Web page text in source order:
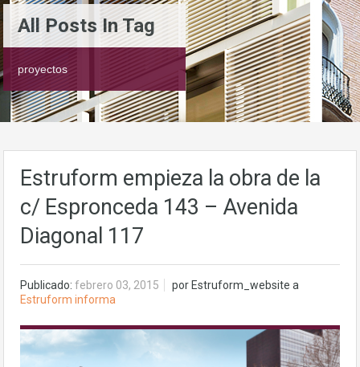
All Posts In Tag
proyectos
Estruform empieza la obra de la
c/ Espronceda 143 – Avenida
Diagonal 117
Publicado: febrero 03, 2015 por Estruform_website a
Estruform informa